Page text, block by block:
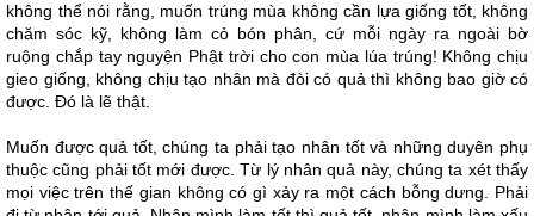
không thể nói rằng, muốn trúng mùa không cần lựa giống tốt, không
chăm sóc kỹ, không làm cỏ bón phân, cứ mỗi ngày ra ngoài bờ
ruộng chắp tay nguyện Phật trời cho con mùa lúa trúng! Không chịu
gieo giống, không chịu tạo nhân mà đòi có quả thì không bao giờ có
được. Đó là lẽ thật.
Muốn được quả tốt, chúng ta phải tạo nhân tốt và những duyên phụ
thuộc cũng phải tốt mới được. Từ lý nhân quả này, chúng ta xét thấy
mọi việc trên thế gian không có gì xảy ra một cách bỗng dưng. Phải